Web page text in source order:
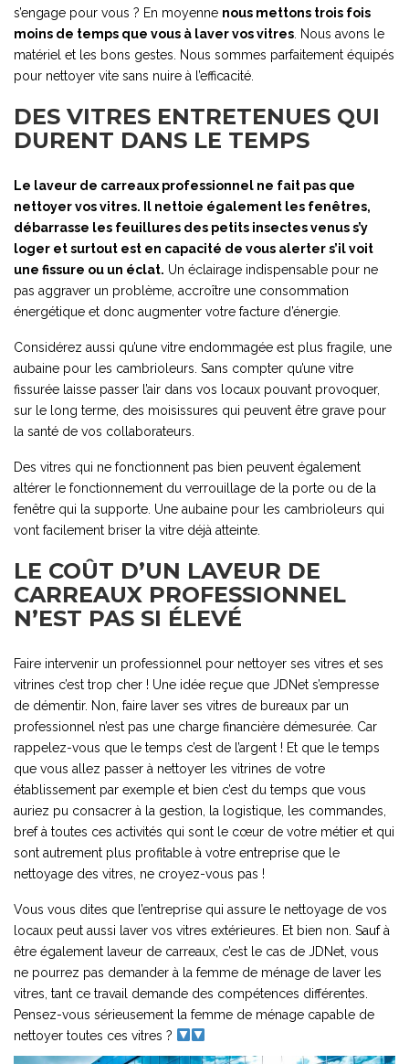
s’engage pour vous ? En moyenne nous mettons trois fois
moins de temps que vous à laver vos vitres . Nous avons le
matériel et les bons gestes. Nous sommes parfaitement équipés
pour nettoyer vite sans nuire à l’efficacité.
DES VITRES ENTRETENUES QUI
DURENT DANS LE TEMPS
Le laveur de carreaux professionnel ne fait pas que
nettoyer vos vitres. Il nettoie également les fenêtres,
débarrasse les feuillures des petits insectes venus s’y
loger et surtout est en capacité de vous alerter s’il voit
une fissure ou un éclat. Un éclairage indispensable pour ne
pas aggraver un problème, accroître une consommation
énergétique et donc augmenter votre facture d’énergie.
Considérez aussi qu’une vitre endommagée est plus fragile, une
aubaine pour les cambrioleurs. Sans compter qu’une vitre
fissurée laisse passer l’air dans vos locaux pouvant provoquer,
sur le long terme, des moisissures qui peuvent être grave pour
la santé de vos collaborateurs.
Des vitres qui ne fonctionnent pas bien peuvent également
altérer le fonctionnement du verrouillage de la porte ou de la
fenêtre qui la supporte. Une aubaine pour les cambrioleurs qui
vont facilement briser la vitre déjà atteinte.
LE COÛT D’UN LAVEUR DE
CARREAUX PROFESSIONNEL
N’EST PAS SI ÉLEVÉ
Faire intervenir un professionnel pour nettoyer ses vitres et ses
vitrines c’est trop cher ! Une idée reçue que JDNet s’empresse
de démentir. Non, faire laver ses vitres de bureaux par un
professionnel n’est pas une charge financière démesurée. Car
rappelez-vous que le temps c’est de l’argent ! Et que le temps
que vous allez passer à nettoyer les vitrines de votre
établissement par exemple et bien c’est du temps que vous
auriez pu consacrer à la gestion, la logistique, les commandes,
bref à toutes ces activités qui sont le cœur de votre métier et qui
sont autrement plus profitable à votre entreprise que le
nettoyage des vitres, ne croyez-vous pas !
Vous vous dites que l’entreprise qui assure le nettoyage de vos
locaux peut aussi laver vos vitres extérieures. Et bien non. Sauf à
être également laveur de carreaux, c’est le cas de JDNet, vous
ne pourrez pas demander à la femme de ménage de laver les
vitres, tant ce travail demande des compétences différentes.
Pensez-vous sérieusement la femme de ménage capable de
nettoyer toutes ces vitres ?